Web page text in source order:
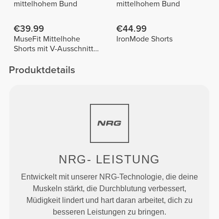
mittelhohem Bund mittelhohem Bund
€39.99
MuseFit Mittelhohe
Shorts mit V-Ausschnitt
€44.99
IronMode Shorts
Produktdetails
NRG- LEISTUNG
Entwickelt mit unserer NRG-Technologie, die deine
Muskeln stärkt, die Durchblutung verbessert,
Müdigkeit lindert und hart daran arbeitet, dich zu
besseren Leistungen zu bringen.